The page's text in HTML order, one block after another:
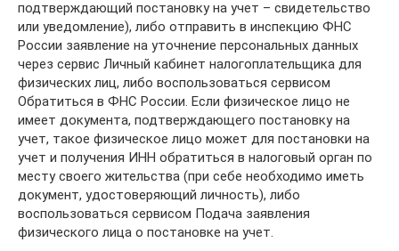
подтверждающий постановку на учет – свидетельство
или уведомление), либо отправить в инспекцию ФНС
России заявление на уточнение персональных данных
через сервис Личный кабинет налогоплательщика для
физических лиц, либо воспользоваться сервисом
Обратиться в ФНС России. Если физическое лицо не
имеет документа, подтверждающего постановку на
учет, такое физическое лицо может для постановки на
учет и получения ИНН обратиться в налоговый орган по
месту своего жительства (при себе необходимо иметь
документ, удостоверяющий личность), либо
воспользоваться сервисом Подача заявления
физического лица о постановке на учет.